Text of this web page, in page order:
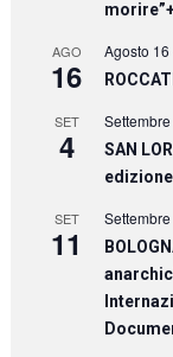
AGO
16
Agosto 16
SET
4
SAN
edizione
SET
11